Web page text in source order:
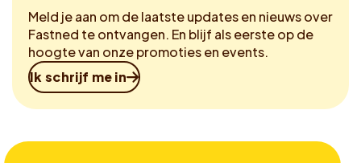
Meld je aan om de laatste updates en nieuws over
Fastned te ontvangen. En blijf als eerste op de
hoogte van onze promoties en events.
Ik schrijf me in